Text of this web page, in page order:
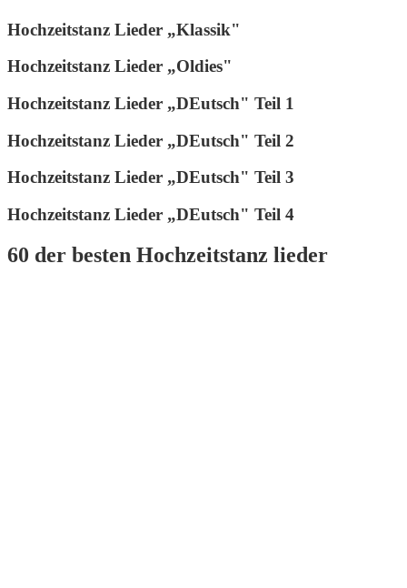
Hochzeitstanz Lieder „Klassik"
Hochzeitstanz Lieder „Oldies"
Hochzeitstanz Lieder „DEutsch" Teil 1
Hochzeitstanz Lieder „DEutsch" Teil 2
Hochzeitstanz Lieder „DEutsch" Teil 3
Hochzeitstanz Lieder „DEutsch" Teil 4
60 der besten Hochzeitstanz lieder